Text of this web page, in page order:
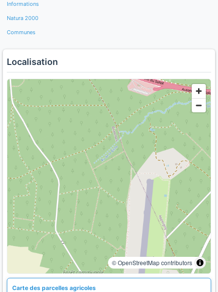
Informations
Natura 2000
Communes
Localisation
© OpenStreetMap contributors
Carte des parcelles agricoles